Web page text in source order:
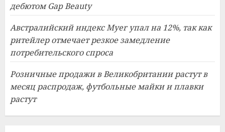
дебютом Gap Beauty
Австралийский индекс Myer упал на 12%, так как
ритейлер отмечает резкое замедление
потребительского спроса
Розничные продажи в Великобритании растут в
месяц распродаж, футбольные майки и плавки
растут